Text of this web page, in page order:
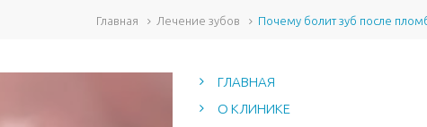
Главная Лечение зубов Почему болит зуб после
ГЛАВНАЯ
О КЛИНИКЕ